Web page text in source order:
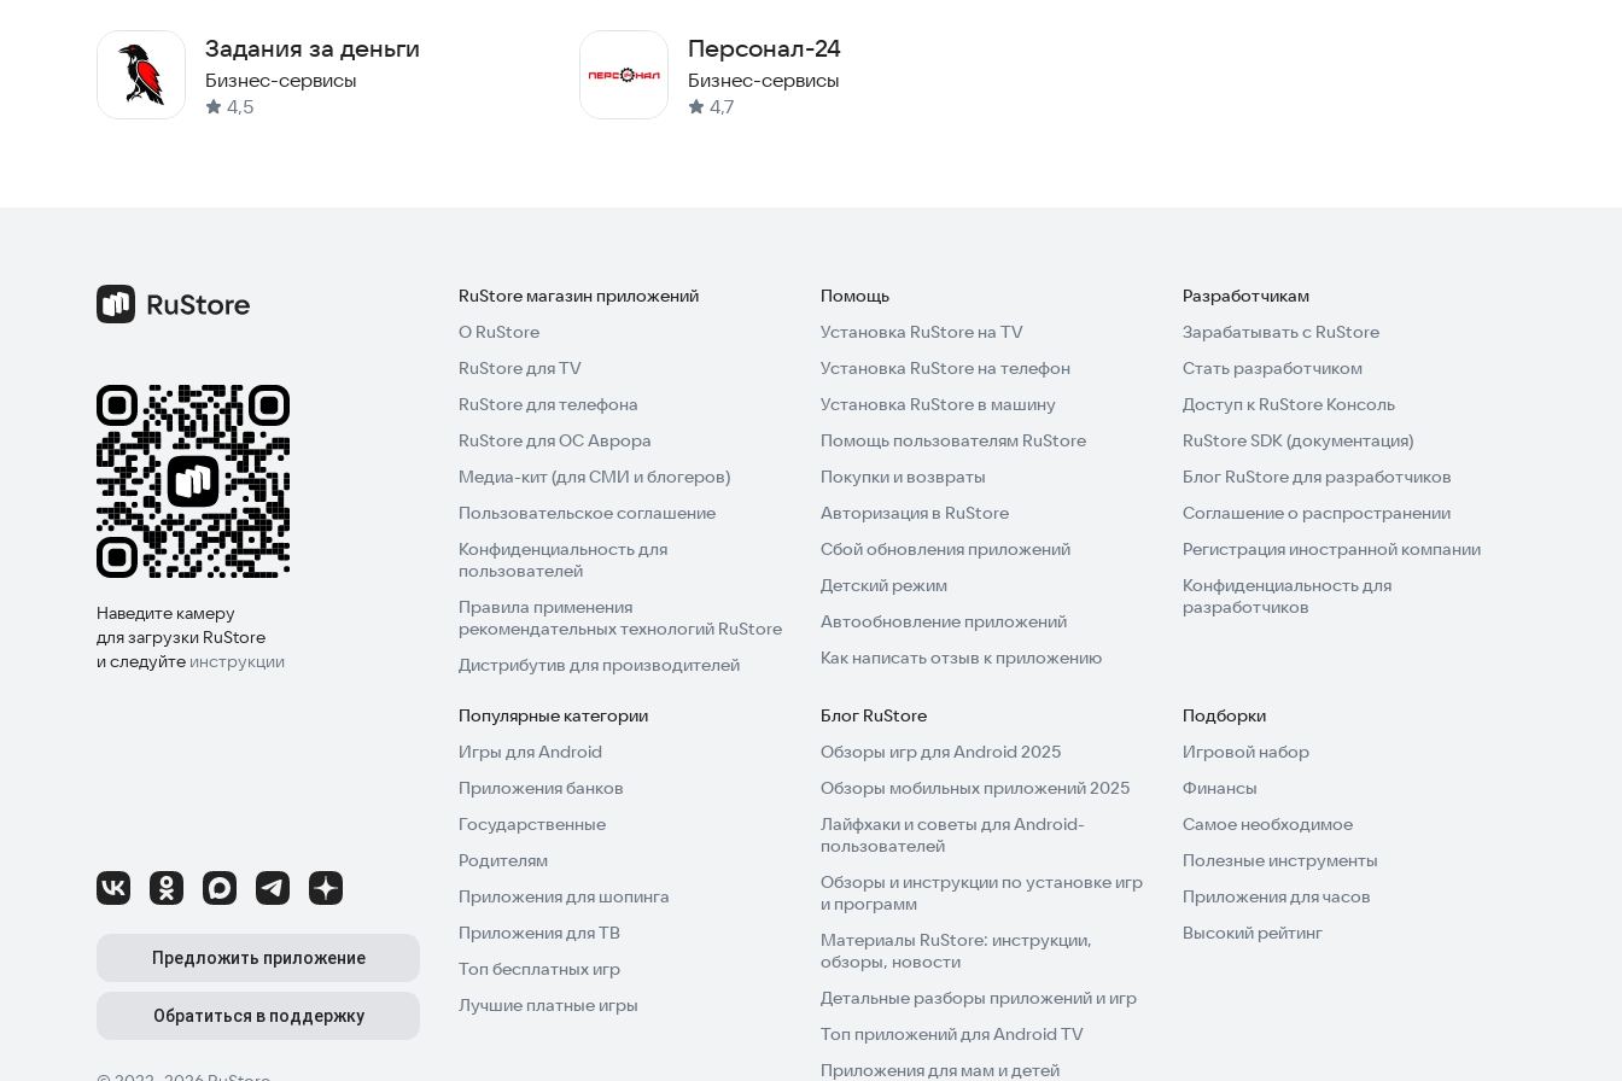
Задания за деньги
Бизнес-сервисы
4,5
Персонал-24
Бизнес-сервисы
4,7
Наведите камеру
для загрузки RuStore
и следуйте инструкции
Предложить приложение
Обратиться в поддержку
RuStore магазин приложений
О RuStore
RuStore для TV
RuStore для телефона
RuStore для ОС Аврора
Медиа-кит (для СМИ и блогеров)
Пользовательское соглашение
Конфиденциальность для
пользователей
Правила применения
рекомендательных технологий RuStore
Дистрибутив для производителей
Помощь
Установка RuStore на TV
Установка RuStore на телефон
Установка RuStore в машину
Помощь пользователям RuStore
Покупки и возвраты
Авторизация в RuStore
Сбой обновления приложений
Детский режим
Автообновление приложений
Как написать отзыв к приложению
Разработчикам
Зарабатывать с RuStore
Стать разработчиком
Доступ к RuStore Консоль
RuStore SDK (документация)
Блог RuStore для разработчиков
Соглашение о распространении
Регистрация иностранной компании
Конфиденциальность для
разработчиков
Популярные категории
Игры для Android
Приложения банков
Государственные
Родителям
Приложения для шопинга
Приложения для ТВ
Топ бесплатных игр
Лучшие платные игры
Блог RuStore
Обзоры игр для Android 2025
Обзоры мобильных приложений 2025
Лайфхаки и советы для Android-
пользователей
Обзоры и инструкции по установке игр
и программ
Материалы RuStore: инструкции,
обзоры, новости
Детальные разборы приложений и игр
Топ приложений для Android TV
Приложения для мам и детей
Подборки
Игровой набор
Финансы
Самое необходимое
Полезные инструменты
Приложения для часов
Высокий рейтинг